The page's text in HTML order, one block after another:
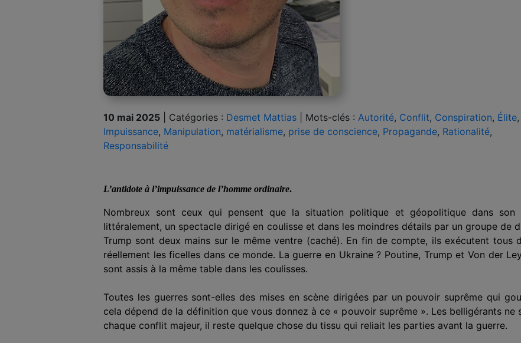
10 mai 2025 Catégories : Desmet Mattias Mots-clés : Autorité, Conflit, Conspiration, Élite,
Impuissance, Manipulation, matérialisme, prise de conscience, Propagande, Rationalité,
Responsabilité
L’antidote à l’impuissance de l’homme ordinaire.
Nombreux sont ceux qui pensent que la situation politique et géopolitique dans son
littéralement, un spectacle dirigé en coulisse et dans les moindres détails par un groupe de
Trump sont deux mains sur le même ventre (caché). En fin de compte, ils exécutent tous
réellement les ficelles dans ce monde. La guerre en Ukraine ? Poutine, Trump et Von der
sont assis à la même table dans les coulisses.
Toutes les guerres sont-elles des mises en scène dirigées par un pouvoir suprême qui
cela dépend de la définition que vous donnez à ce « pouvoirsuprême ». Les belligérants ne
chaque conflit majeur, il reste quelque chose du tissu qui reliait les parties avant la guerre.